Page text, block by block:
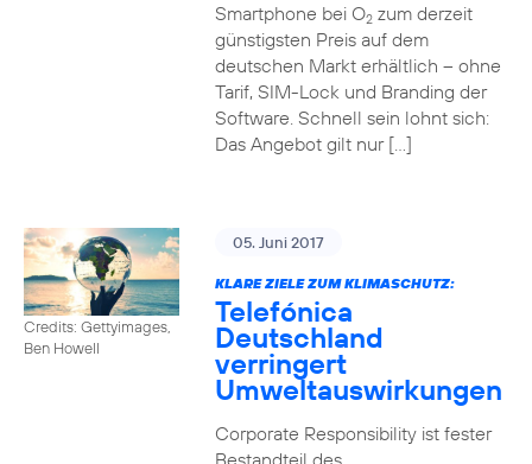
Smartphone bei O2zum derzeit
günstigsten Preis auf dem
deutschen Markt erhältlich – ohne
Tarif, SIM-Lock und Branding der
Software. Schnell sein lohnt sich:
Das Angebot gilt nur […]
Credits: Gettyimages,
Ben Howell
05. Juni 2017
KLARE ZIELE ZUM KLIMASCHUTZ:
Telefónica
Deutschland
verringert
Umweltauswirkungen
Corporate Responsibility ist fester
Bestandteil des